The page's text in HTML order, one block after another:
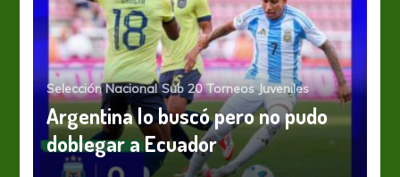
Selección Nacional Sub 20 Torneos Juveniles
Argentina lo buscó pero no pudo
doblegar a Ecuador